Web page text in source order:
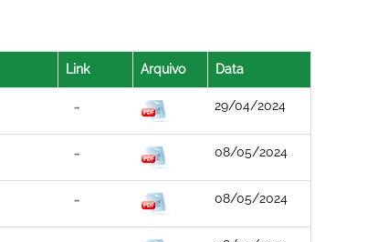
Link Arquivo Data
29/04/2024
08/05/2024
08/05/2024